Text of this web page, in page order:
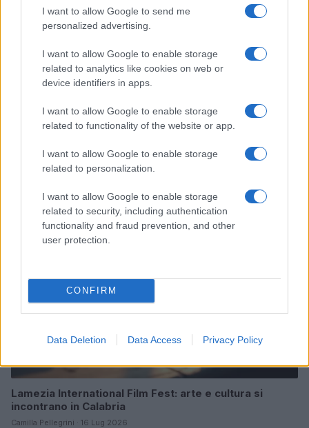
I want to allow Google to send me
personalized advertising.
I want to allow Google to enable storage
related to analytics like cookies on web or
device identifiers in apps.
I want to allow Google to enable storage
related to functionality of the website or app.
I want to allow Google to enable storage
related to personalization.
I want to allow Google to enable storage
related to security, including authentication
functionality and fraud prevention, and other
user protection.
CONFIRM
Data Deletion Data Access Privacy Policy
tra carburanti, spiagge e incendi
Matteo Pellegrino · 25 Lug 2026
NEWS E ATTUALITÀ
Lamezia International Film Fest: arte e cultura si
incontrano in Calabria
Camilla Pellegrini · 16 Lug 2026